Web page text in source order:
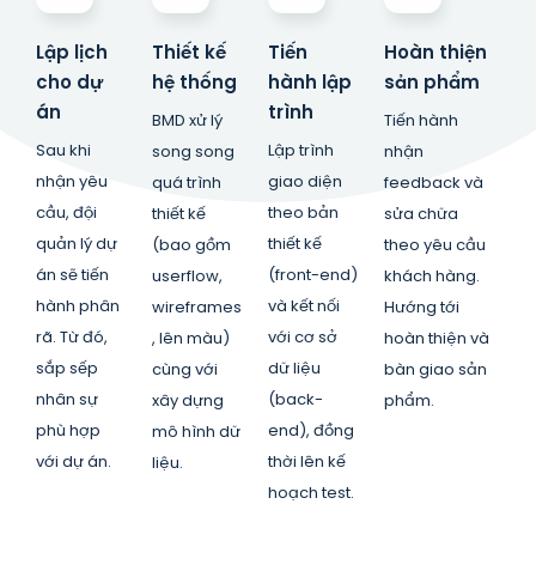
Lập lịch
cho dự
án
Sau khi
nhận yêu
cầu, đội
quản lý dự
án sẽ tiến
hành phân
rã. Từ đó,
sắp sếp
nhân sự
phù hợp
với dự án.
Thiết kế
hệ thống
BMD xử lý
song song
quá trình
thiết kế
(bao gồm
userflow,
wireframes
, lên màu)
cùng với
xây dựng
mô hình dữ
liệu.
Tiến
hành lập
trình
Lập trình
giao diện
theo bản
thiết kế
(front-end)
và kết nối
với cơ sở
dữ liệu
(back-
end), đồng
thời lên kế
hoạch test.
Hoàn thiện
sản phẩm
Tiến hành
nhận
feedback và
sửa chữa
theo yêu cầu
khách hàng.
Hướng tới
hoàn thiện và
bàn giao sản
phẩm.